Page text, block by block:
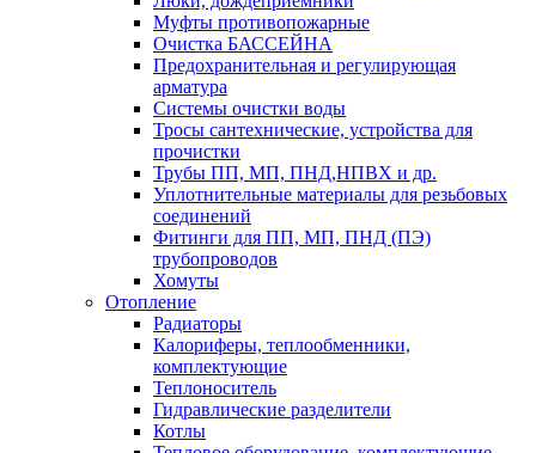
Муфты противопожарные
Очистка БАССЕЙНА
Предохранительная и регулирующая
арматура
Системы очистки воды
Тросы сантехнические, устройства для
прочистки
Трубы ПП, МП, ПНД,НПВХ и др.
Уплотнительные материалы для резьбовых
соединений
Фитинги для ПП, МП, ПНД (ПЭ)
трубопроводов
Хомуты
Отопление
Радиаторы
Калориферы, теплообменники,
комплектующие
Теплоноситель
Гидравлические разделители
Котлы